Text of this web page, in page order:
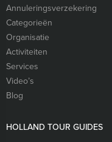
Annuleringsverzekering
Categorieën
Organisatie
Activiteiten
Services
Video’s
Blog
HOLLAND TOUR GUIDES